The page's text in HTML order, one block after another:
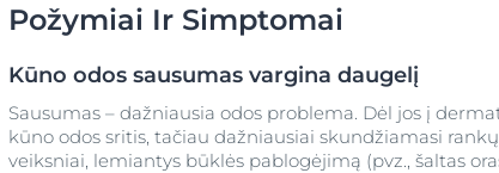
Požymiai Ir Simptomai
Kūno odos sausumas vargina daugelį
Sausumas – dažniausia odos problema. Dėl jos į
kūno odos sritis, tačiau dažniausiai skundžiamasi
veiksniai, lemiantys būklės pablogėjimą (pvz., šaltas